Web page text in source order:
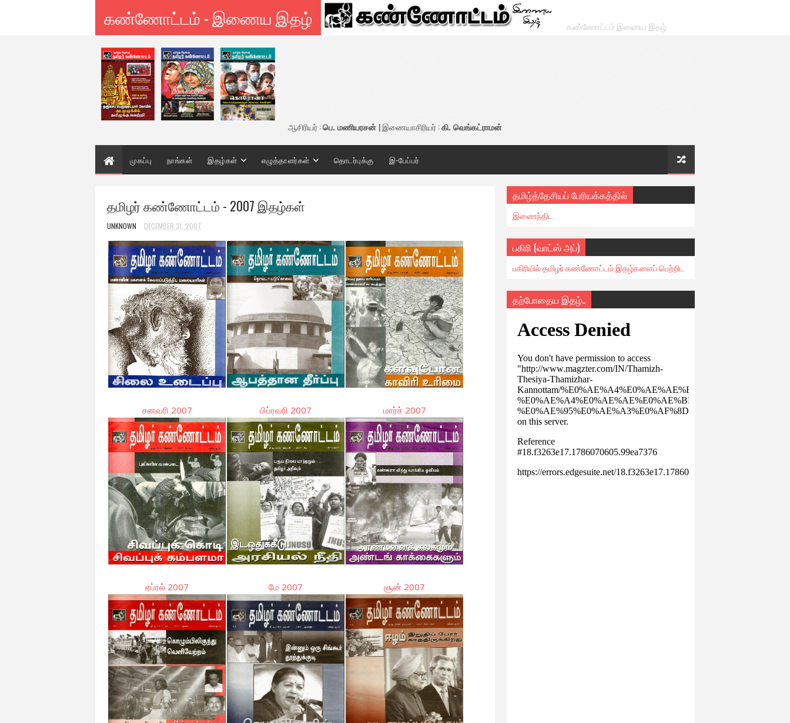
கண்ணோட்டம் - இணைய இதழ் கண்ணோட்டம் இணைய இதழ்
ஆசிரியர் :பெ. மணியரசன் | இணையாசிரியர் :கி. வெங்கட்ராமன்
முகப்பு நாங்கள் இதழ்கள் எழுத்தாளர்கள் தொடர்புக்கு இ-பேப்பர்
தமிழர் கண்ணோட்டம் - 2007 இதழ்கள்
UNKNOWN DECEMBER 31, 2007
சனவரி 2007 பிப்ரவரி 2007 மார்ச் 2007
ஏப்ரல் 2007 மே 2007 சூன் 2007
தமிழ்த்தேசியப் பேரியக்கத்தில்
இணைந்திட
பகிரி (வாட்ஸ் அப்)
பகிரியில் தமிழர் கண்ணோட்டம் இதழ்களைப் பெற்றிட
தற்போதைய இதழ்..